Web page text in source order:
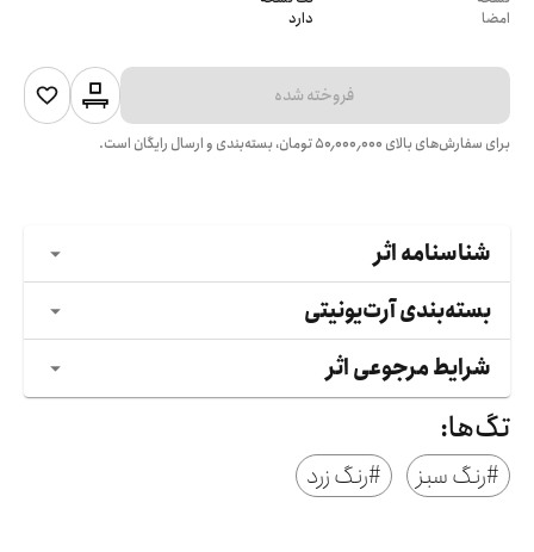
امضا
دارد
فروخته شده
برای سفارش‌های بالای ۵۰٬۰۰۰٬۰۰۰تومان، بسته‌بندی و ارسال رایگان است.
شناسنامه اثر
بسته‌بندی آرت‌یونیتی
شرایط مرجوعی اثر
تگ‌ها:
#رنگ سبز #رنگ زرد